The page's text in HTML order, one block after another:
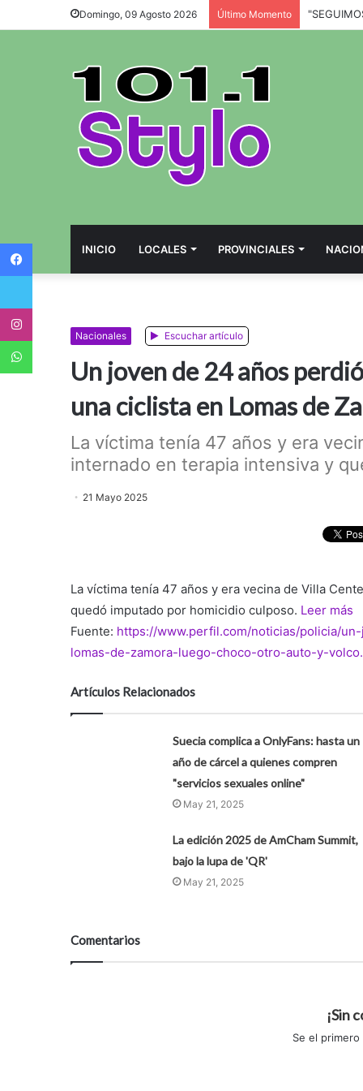
Domingo, 09 Agosto 2026 Último Momento
INICIO LOCALES PROVINCIALES
Nacionales Escuchar artículo
Un joven de 24 años
una ciclista en Lomas de
La víctima tenía 47 años y era
internado en terapia intensiva y
21 Mayo 2025
La víctima tenía 47 años y era vecina de Villa
quedó imputado por homicidio culposo. Leer más
Fuente: https://www.perfil.com/noticias/policia/
lomas-de-zamora-luego-choco-otro-auto-y-
Artículos Relacionados
Suecia complica a OnlyFans: hasta un
año de cárcel a quienes compren
"servicios sexuales online"
May 21, 2025
La edición 2025 de AmCham Summit,
bajo la lupa de 'QR'
May 21, 2025
Comentarios
¡Sin
Se el
Twitter
WhatsApp